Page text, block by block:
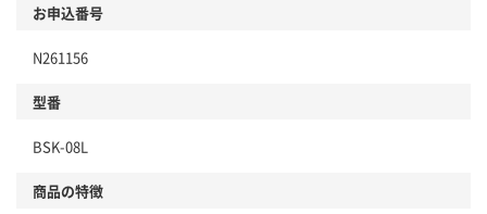
お申込番号
N261156
型番
BSK-08L
商品の特徴